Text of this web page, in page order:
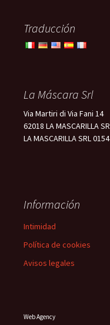
Traducción
La Máscara Srl
Via Martiri di Via Fani 14
62018 LA MASCARILLA
LA MASCARILLA SRL
Información
Intimidad
Política de cookies
Avisos legales
Web Agency